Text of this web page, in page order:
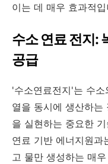
이는 데 매우 효과적입
수소 연료 전지:
공급
'수소연료전지'는 수
열을 동시에 생산하는
을 실현하는 중요한
연료 기반 에너지원과
고 물만 생성하는 매